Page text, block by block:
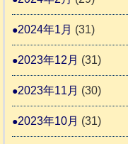
2024年1月 (31)
2023年12月 (31)
2023年11月 (30)
2023年10月 (31)